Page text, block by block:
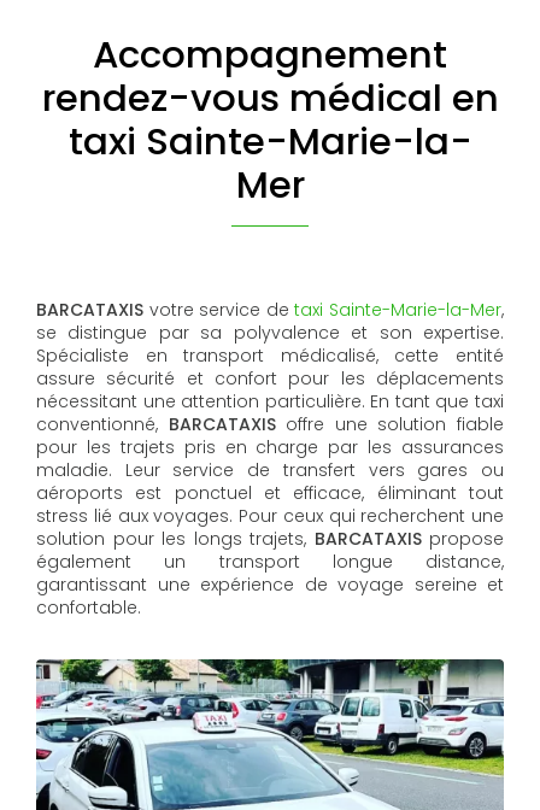
Accompagnement
rendez-vous médical en
taxi Sainte-Marie-la-
Mer
BARCATAXIS votre service detaxi Sainte-Marie-la-Mer,
se distingue par sa polyvalence et son expertise.
Spécialiste en transport médicalisé, cette entité
assure sécurité et confort pour les déplacements
nécessitant une attention particulière. En tant que taxi
conventionné, BARCATAXISoffre une solution fiable
pour les trajets pris en charge par les assurances
maladie. Leur service de transfert vers gares ou
aéroports est ponctuel et efficace, éliminant tout
stress lié aux voyages. Pour ceux qui recherchent une
solution pour les longs trajets, BARCATAXISpropose
également un transport longue distance,
garantissant une expérience de voyage sereine et
confortable.